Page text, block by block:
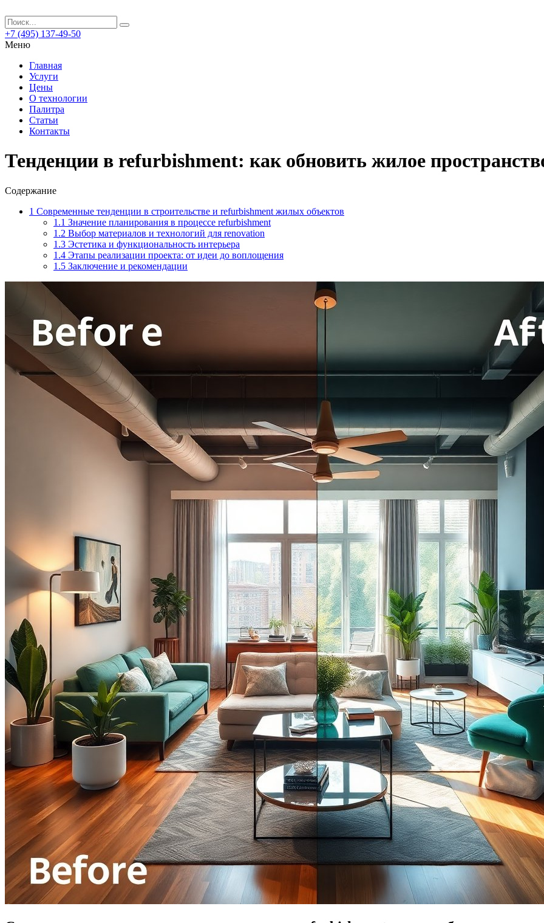
+7 (495) 137-49-50
Меню
Главная
Услуги
Цены
О технологии
Палитра
Статьи
Контакты
Тенденции в refurbishment: как обновить жилое
Содержание
1 Современные тенденции в строительстве и refurbishment жилых объектов
1.1 Значение планирования в процессе refurbishment
1.2 Выбор материалов и технологий для renovation
1.3 Эстетика и функциональность интерьера
1.4 Этапы реализации проекта: от идеи до воплощения
1.5 Заключение и рекомендации